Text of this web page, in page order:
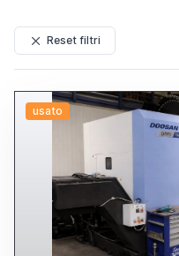
Reset filtri
usato